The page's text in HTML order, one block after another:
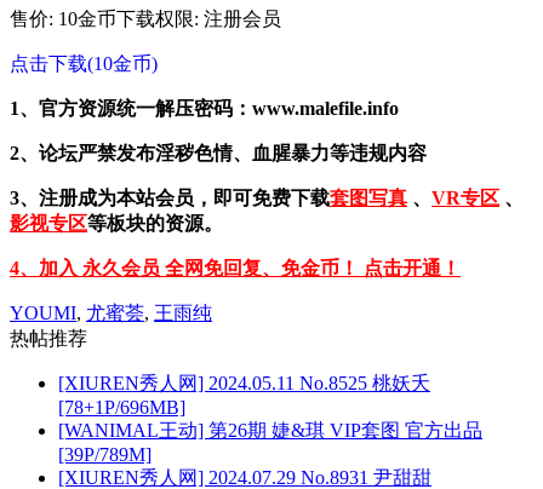
售价: 10金币下载权限: 注册会员
点击下载(10金币)
1、官方资源统一解压密码：www.malefile.info
2、论坛严禁发布淫秽色情、血腥暴力等违规内容
3、注册成为本站会员，即可免费下载套图写真 、 VR专区 、
影视专区等板块的资源。
4、加入 永久会员 全网免回复、免金币！ 点击开通！
YOUMI, 尤蜜荟, 王雨纯
热帖推荐
[XIUREN秀人网] 2024.05.11 No.8525 桃妖夭
[78+1P/696MB]
[WANIMAL王动] 第26期 婕&琪 VIP套图 官方出品
[39P/789M]
[XIUREN秀人网] 2024.07.29 No.8931 尹甜甜